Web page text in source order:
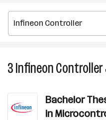
3Infineon Controller
Bachelor
in